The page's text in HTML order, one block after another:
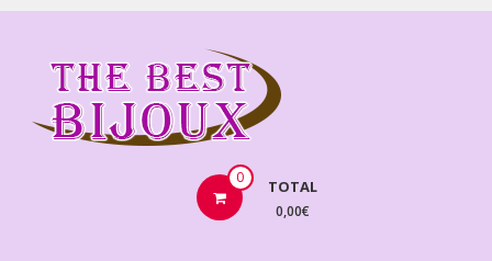
Aller
contenu
0 TOTAL
0,00€